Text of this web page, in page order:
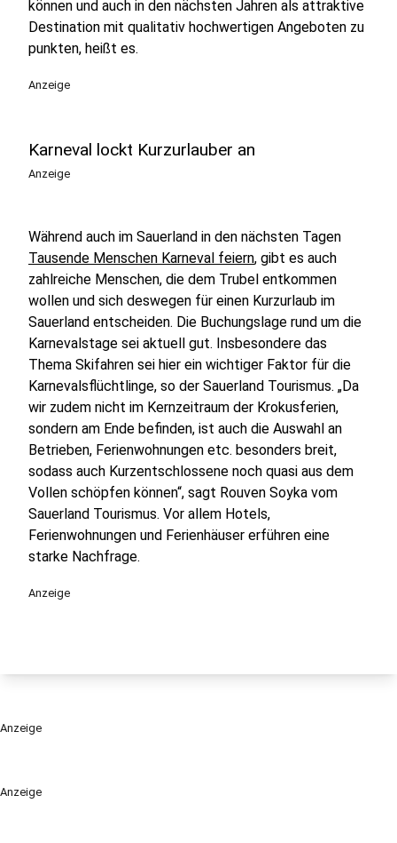
Anzeige
können und auch in den nächsten Jahren als attraktive
Destination mit qualitativ hochwertigen Angeboten zu
punkten, heißt es.
Anzeige
Karneval lockt Kurzurlauber an
Anzeige
Während auch im Sauerland in den nächsten Tagen
Tausende Menschen Karneval feiern, gibt es auch
zahlreiche Menschen, die dem Trubel entkommen
wollen und sich deswegen für einen Kurzurlaub im
Sauerland entscheiden. Die Buchungslage rund um die
Karnevalstage sei aktuell gut. Insbesondere das
Thema Skifahren sei hier ein wichtiger Faktor für die
Karnevalsflüchtlinge, so der Sauerland Tourismus. „Da
wir zudem nicht im Kernzeitraum der Krokusferien,
sondern am Ende befinden, ist auch die Auswahl an
Betrieben, Ferienwohnungen etc. besonders breit,
sodass auch Kurzentschlossene noch quasi aus dem
Vollen schöpfen können“, sagt Rouven Soyka vom
Sauerland Tourismus. Vor allem Hotels,
Ferienwohnungen und Ferienhäuser erführen eine
starke Nachfrage.
Anzeige
Anzeige